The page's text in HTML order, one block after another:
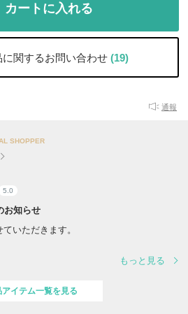
カートに入れる
関するお問い合わせ (19)
通報
SHOPPER
5.0
お知らせ
いただきます。
もっと見る
アイテム一覧を見る